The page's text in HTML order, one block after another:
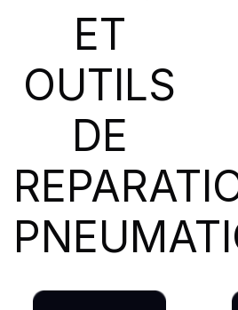
(23)
STICA
ET
OUTILS
DE